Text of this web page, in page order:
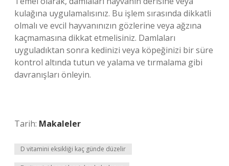
kulağına uygulamalısınız. Bu işlem sırasında dikkatli
olmalı ve evcil hayvanınızın gözlerine veya ağzına
kaçmamasına dikkat etmelisiniz. Damlaları
uyguladıktan sonra kedinizi veya köpeğinizi bir süre
kontrol altında tutun ve yalama ve tırmalama gibi
davranışları önleyin.
Tarih: Makaleler
D vitamini eksikliği kaç günde düzelir